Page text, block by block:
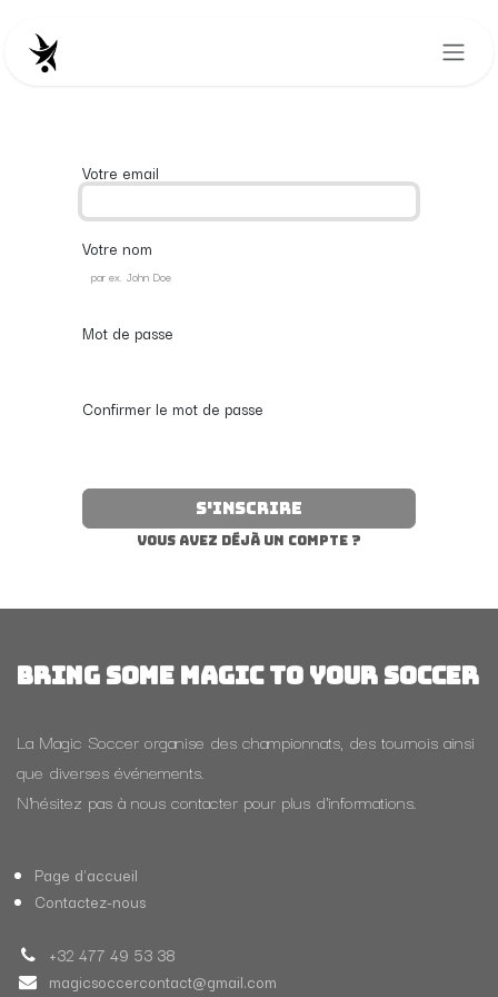
Votre email
Votre nom
Mot de passe
Confirmer le mot de passe
S'inscrire
Vous avez déjà un compte ?
BRING SOME MAGIC TO YOUR SOCCER
La Magic Soccer organise des championnats, des tournois ainsi
que diverses événements.
N'hésitez pas à nous contacter pour plus d'informations.
Page d'accueil
Contactez-nous
+32 477 49 53 38
magicsoccercontact@gmail.com